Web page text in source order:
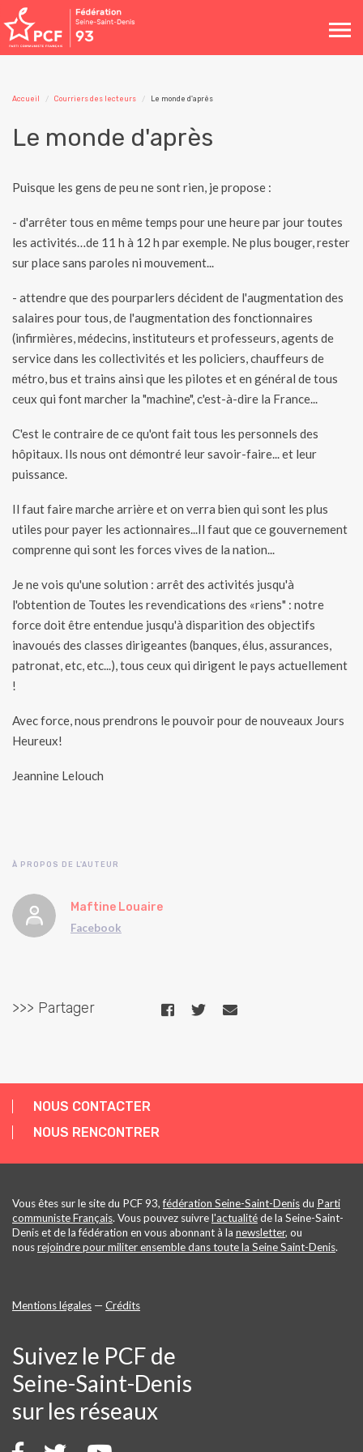
Toggle
navigation
Accueil Courriers des lecteurs Le monde d'après
Le monde d'après
Puisque les gens de peu ne sont rien, je propose :
- d'arrêter tous en même temps pour une heure par jour toutes
les activités…de 11 h à 12 h par exemple. Ne plus bouger, rester
sur place sans paroles ni mouvement...
- attendre que des pourparlers décident de l'augmentation des
salaires pour tous, de l'augmentation des fonctionnaires
(infirmières, médecins, instituteurs et professeurs, agents de
service dans les collectivités et les policiers, chauffeurs de
métro, bus et trains ainsi que les pilotes et en général de tous
ceux qui font marcher la "machine", c'est-à-dire la France...
C'est le contraire de ce qu'ont fait tous les personnels des
hôpitaux. Ils nous ont démontré leur savoir-faire... et leur
puissance.
Il faut faire marche arrière et on verra bien qui sont les plus
utiles pour payer les actionnaires...Il faut que ce gouvernement
comprenne qui sont les forces vives de la nation...
Je ne vois qu'une solution : arrêt des activités jusqu'à
l'obtention de Toutes les revendications des «riens" : notre
force doit être entendue jusqu'à disparition des objectifs
inavoués des classes dirigeantes (banques, élus, assurances,
patronat, etc, etc...), tous ceux qui dirigent le pays actuellement
!
Avec force, nous prendrons le pouvoir pour de nouveaux Jours
Heureux!
Jeannine Lelouch
À PROPOS DE L'AUTEUR
Maftine Louaire
Facebook
>>> Partager
NOUS CONTACTER
NOUS RENCONTRER
Vous êtes sur le site du PCF 93,fédération Seine-Saint-Denisdu Parti
communiste Français. Vous pouvez suivrel'actualitéde la Seine-Saint-
Denis et de la fédération en vous abonnant à la newsletter, ou
nousrejoindre pour militer ensemble dans toute la Seine Saint-Denis.
Mentions légales — Crédits
Suivez le PCF de
Seine-Saint-Denis
sur les réseaux